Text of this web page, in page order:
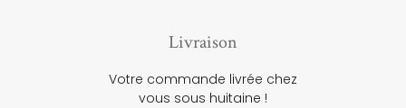
Livraison
Votre commande livrée chez
vous sous huitaine !